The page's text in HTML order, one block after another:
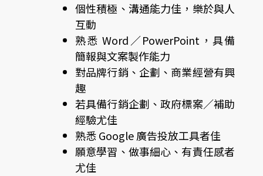
個性積極、溝通能力佳，樂於與人
互動
熟悉 Word／PowerPoint，具備
簡報與文案製作能力
對品牌行銷、企劃、商業經營有興
趣
若具備行銷企劃、政府標案／補助
經驗尤佳
熟悉 Google 廣告投放工具者佳
願意學習、做事細心、有責任感者
尤佳